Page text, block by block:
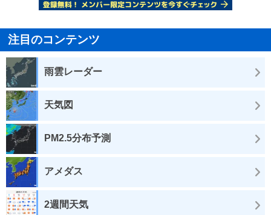
注目のコンテンツ
雨雲レーダー
天気図
PM2.5分布予測
アメダス
2週間天気